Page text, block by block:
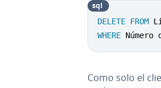
DELETE FROM
WHERE
sql
Como solo el